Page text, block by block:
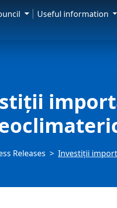
Useful information
Releases Investiții